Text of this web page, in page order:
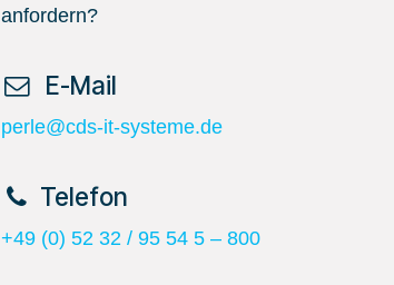
anfordern?
​ E-Mail
perle@cds-it-systeme.de
​Telefon
+49 (0) 52 32 / 95 54 5 – 800